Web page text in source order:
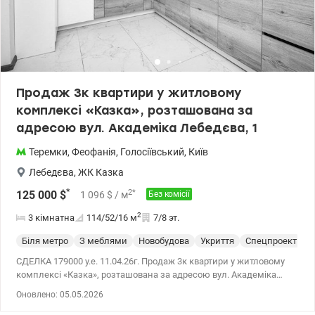
Продаж 3к квартири у житловому
комплексі «Казка», розташована за
адресою вул. Академіка Лебедєва, 1
Теремки, Феофанія, Голосіївський, Київ
Лебедєва, ЖК Казка
125 000 $* 1 096 $ / м2* Без комісії
3 кімнатна 114/52/16 м2 7/8 эт.
Біля метро З меблями Новобудова Укриття Спецпроект
СДЕЛКА 179000 у.е. 11.04.26г. Продаж 3к квартири у житловому
комплексі «Казка», розташована за адресою вул. Академіка
Оновлено: 05.05.2026